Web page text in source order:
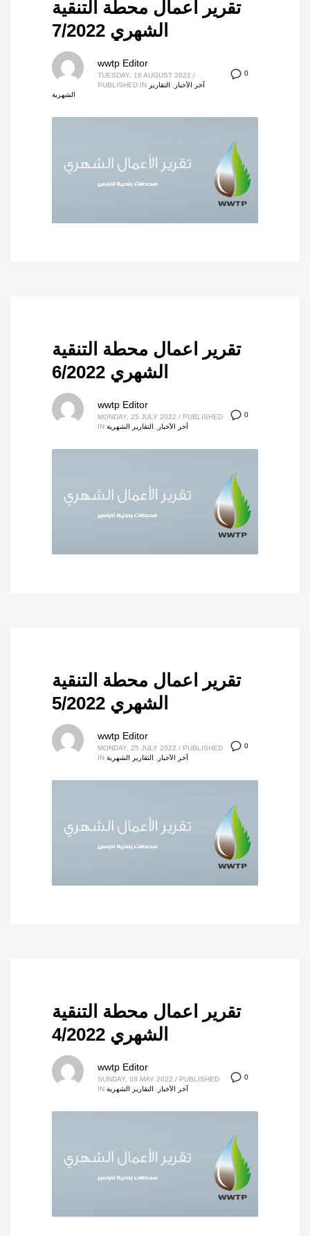
تقرير اعمال محطة التنقية
الشهري 7/2022
0
wwtp Editor
TUESDAY, 16 AUGUST 2022 /
PUBLISHED IN
آخر الأخبار , التقارير
الشهرية
تقرير اعمال محطة التنقية
الشهري 6/2022
0
wwtp Editor
MONDAY, 25 JULY 2022 / PUBLISHED
IN
آخر الأخبار التقارير الشهرية
تقرير اعمال محطة التنقية
الشهري 5/2022
0
wwtp Editor
MONDAY, 25 JULY 2022 / PUBLISHED
IN
آخر الأخبار التقارير الشهرية
تقرير اعمال محطة التنقية
الشهري 4/2022
0
wwtp Editor
SUNDAY, 08 MAY 2022 / PUBLISHED
IN
آخر الأخبار التقارير الشهرية